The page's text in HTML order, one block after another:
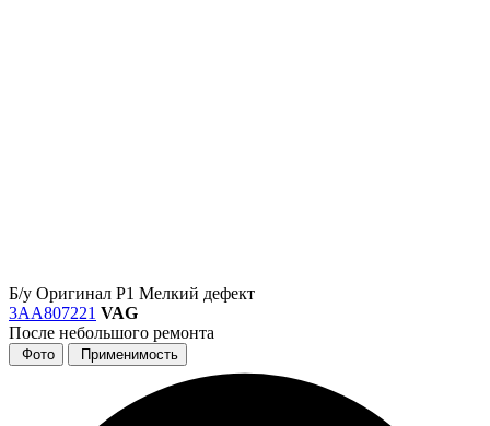
Б/у Оригинал Р1 Мелкий дефект
3AA807221 VAG
После небольшого ремонта
Фото Применимость